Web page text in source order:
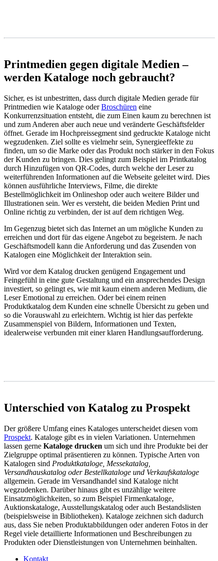
Printmedien gegen digitale Medien –
werden Kataloge noch gebraucht?
Sicher, es ist unbestritten, dass durch digitale Medien gerade für
Printmedien wie Kataloge oderBroschüren eine
Konkurrenzsituation entsteht, die zum Einen kaum zu berechnen ist
und zum Anderen aber auch neue und veränderte Geschäftsfelder
öffnet. Gerade im Hochpreissegment sind gedruckte Kataloge nicht
wegzudenken. Ziel sollte es vielmehr sein, Synergieeffekte zu
finden, um so die Marke oder das Produkt noch stärker in den Fokus
der Kunden zu bringen. Dies gelingt zum Beispiel im Printkatalog
durch Hinzufügen von QR-Codes, durch welche der Leser zu
weiterführenden Informationen auf die Webseite geleitet wird. Dies
können ausführliche Interviews, Filme, die direkte
Bestellmöglichkeit im Onlineshop oder auch weitere Bilder und
Illustrationen sein. Wer es versteht, die beiden Medien Print und
Online richtig zu verbinden, der ist auf dem richtigen Weg.
Im Gegenzug bietet sich das Internet an um mögliche Kunden zu
erreichen und dort für das eigene Angebot zu begeistern. Je nach
Geschäftsmodell kann die Anforderung und das Zusenden von
Katalogen eine Möglichkeit der Interaktion sein.
Wird vor dem Katalog drucken genügend Engagement und
Feingefühl in eine gute Gestaltung und ein ansprechendes Design
investiert, so gelingt es, wie mit kaum einem anderen Medium, die
Leser Emotional zu erreichen. Oder bei einem reinen
Produktkatalog dem Kunden eine schnelle Übersicht zu geben und
so die Vorauswahl zu erleichtern. Wichtig ist hier das perfekte
Zusammenspiel von Bildern, Informationen und Texten,
idealerweise verbunden mit einer klaren Handlungsaufforderung.
Unterschied von Katalog zu Prospekt
Der größere Umfang eines Kataloges unterscheidet diesen vom
Prospekt. Kataloge gibt es in vielen Variationen. Unternehmen
lassen gerne Kataloge drucken um sich und ihre Produkte bei der
Zielgruppe optimal präsentieren zu können. Typische Arten von
Katalogen sind Produktkataloge, Messekatalog,
Versandhauskatalog oder Bestellkataloge und Verkaufskataloge
allgemein. Gerade im Versandhandel sind Kataloge nicht
wegzudenken. Darüber hinaus gibt es unzählige weitere
Einsatzmöglichkeiten, so zum Beispiel Firmenkataloge,
Auktionskataloge, Ausstellungskatalog oder auch Bestandslisten
(beispielsweise in Bibliotheken). Kataloge zeichnen sich dadurch
aus, dass Sie neben Produktabbildungen oder anderen Fotos in der
Regel viele detaillierte Informationen und Beschreibungen zu
Produkten oder Dienstleistungen von Unternehmen beinhalten.
Kontakt